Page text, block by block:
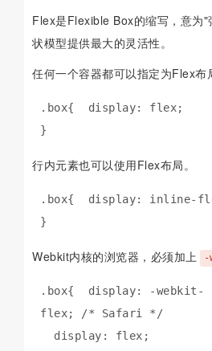
Flex是Flexible Box的缩写，意为"
状模型提供最大的灵活性。
任何一个容器都可以指定为Flex布
.box{  display: flex;
}
行内元素也可以使用Flex布局。
.box{  display: inline-
}
Webkit内核的浏览器，必须加上 -
.box{  display: -webkit-
flex; /* Safari */
display: flex;